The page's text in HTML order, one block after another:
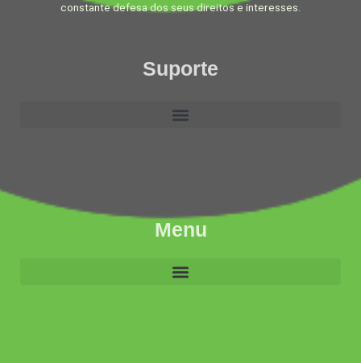
constante defesa dos seus direitos e interesses.
Suporte
Menu